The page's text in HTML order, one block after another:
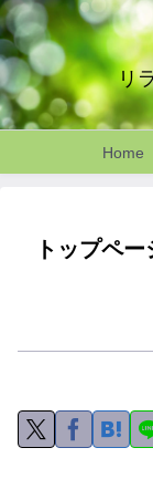
リ
Home
トップペー